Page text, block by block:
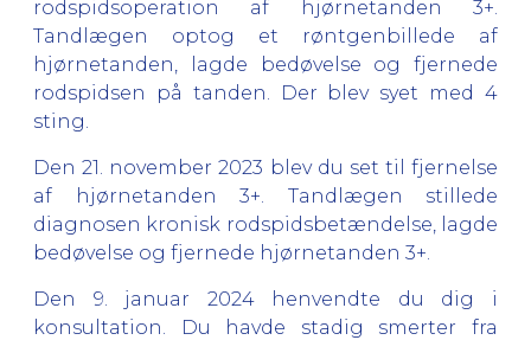
rodspidsoperation af hjørnetanden 3+.
Tandlægen optog et røntgenbillede af
hjørnetanden, lagde bedøvelse og fjernede
rodspidsen på tanden. Der blev syet med 4
sting.
Den 21. november 2023 blev du set til fjernelse
af hjørnetanden 3+. Tandlægen stillede
diagnosen kronisk rodspidsbetændelse, lagde
bedøvelse og fjernede hjørnetanden 3+.
Den 9. januar 2024 henvendte du dig i
konsultation. Du havde stadig smerter fra